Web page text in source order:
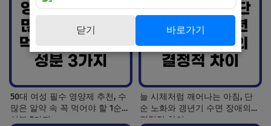
50대 여성 필수 영양제 추천, 수
많은 알약 속 꼭 먹어야 할 1순위
성분 3가지
늘 시체처럼 깨어나는 아침, 단
순 노화와 갱년기 수면 장애의
결정적 차이
닫기 바로가기